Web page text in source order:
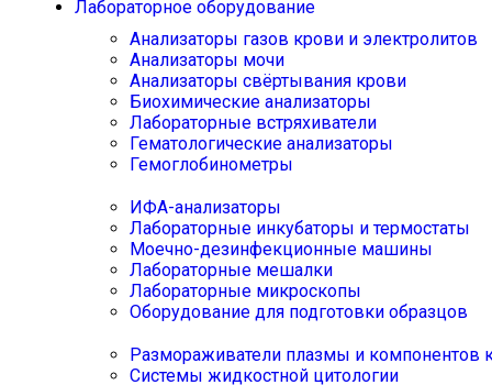
Лабораторное оборудование
Анализаторы газов крови и электролитов
Анализаторы мочи
Анализаторы свёртывания крови
Биохимические анализаторы
Лабораторные встряхиватели
Гематологические анализаторы
Гемоглобинометры
ИФА-анализаторы
Лабораторные инкубаторы и термостаты
Моечно-дезинфекционные машины
Лабораторные мешалки
Лабораторные микроскопы
Оборудование для подготовки образцов
Размораживатели плазмы и компонентов
Системы жидкостной цитологии